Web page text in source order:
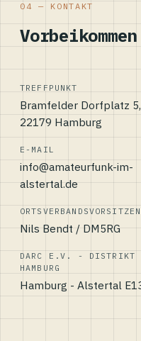
04 — KONTAKT
TREFFPUNKT
Bramfelder Dorfplatz 5,
22179 Hamburg
E-MAIL
info@amateurfunk-im-
alstertal.de
Nils Bendt / DM5RG
DARC E.V. - DISTRIKT
HAMBURG
Hamburg - Alstertal